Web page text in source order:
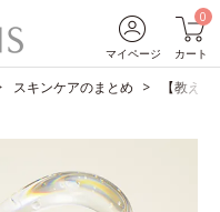
マイページ
0
カート
スキンケアのまとめ 【教え